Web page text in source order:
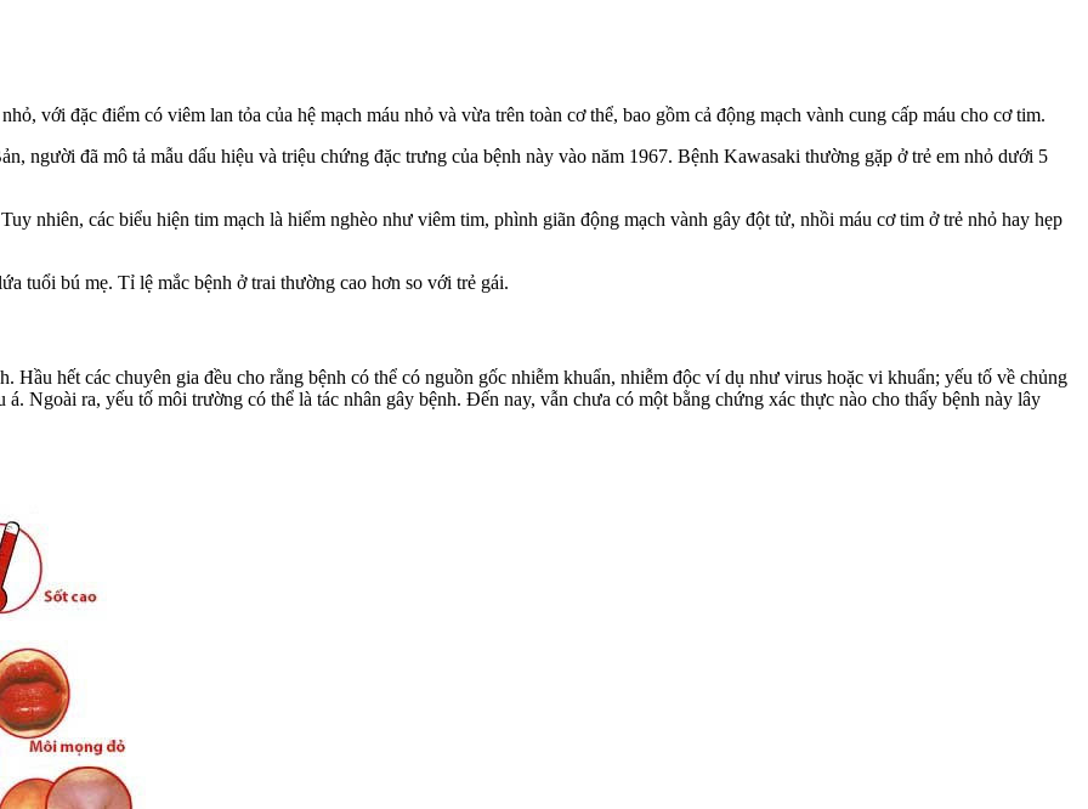
với đặc điểm có viêm lan tỏa của hệ mạch máu nhỏ và vừa trên toàn cơ thể, bao gồm cả động mạch vành cung cấp máu cho cơ tim.
người đã mô tả mẫu dấu hiệu và triệu chứng đặc trưng của bệnh này vào năm 1967. Bệnh Kawasaki thường gặp ở trẻ em nhỏ dưới 5
nhiên, các biểu hiện tim mạch là hiểm nghèo như viêm tim, phình giãn động mạch vành gây đột tử, nhồi máu cơ tim ở trẻ nhỏ hay hẹp
tuổi bú mẹ. Tỉ lệ mắc bệnh ở trai thường cao hơn so với trẻ gái.
Hầu hết các chuyên gia đều cho rằng bệnh có thể có nguồn gốc nhiễm khuẩn, nhiễm độc ví dụ như virus hoặc vi khuẩn; yếu tố về chủng
Ngoài ra, yếu tố môi trường có thể là tác nhân gây bệnh. Đến nay, vẫn chưa có một bằng chứng xác thực nào cho thấy bệnh này lây